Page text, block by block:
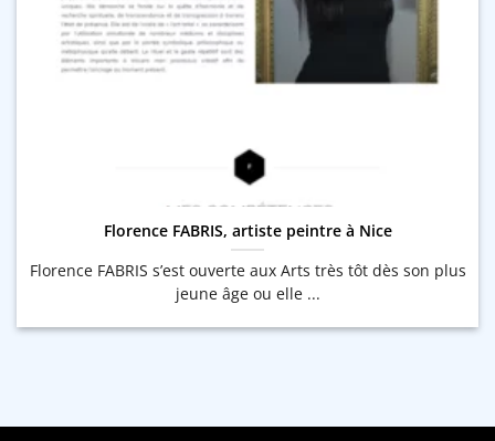
Florence FABRIS, artiste peintre à Nice
Florence FABRIS s’est ouverte aux Arts très tôt dès son plus
jeune âge ou elle ...